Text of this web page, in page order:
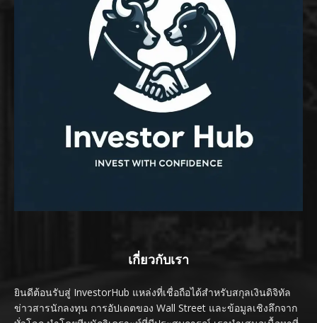
เกี่ยวกับเรา
ยินดีต้อนรับสู่ InvestorHub แหล่งที่เชื่อถือได้สำหรับสกุลเงินดิจิทัล
ข่าวสารนักลงทุน การอัปเดตของ Wall Street และข้อมูลเชิงลึกจาก